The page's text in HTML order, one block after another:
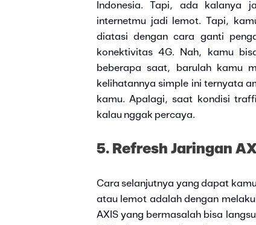
Indonesia. Tapi, ada kalanya
internetmu jadi lemot. Tapi,
diatasi dengan cara ganti
konektivitas 4G. Nah, kamu
beberapa saat, barulah kamu
kelihatannya simple ini ternyata
kamu. Apalagi, saat kondisi
kalau nggak percaya.
5. Refresh Jaringan
Cara selanjutnya yang dapat
atau lemot adalah dengan
AXIS yang bermasalah bisa